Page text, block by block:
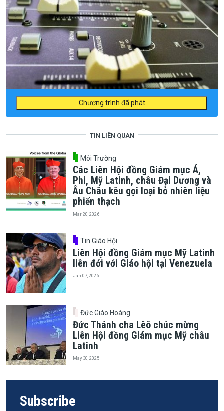
Chương trình đã phát
TIN LIÊN QUAN
Môi Trường
Các Liên Hội đồng Giám mục Á,
Phi, Mỹ Latinh, châu Đại Dương và
Âu Châu kêu gọi loại bỏ nhiên liệu
phiến thạch
Mar 20, 2026
Tin Giáo Hội
Liên Hội đồng Giám mục Mỹ Latinh
liên đới với Giáo hội tại Venezuela
Jan 07, 2026
Đức Giáo Hoàng
Đức Thánh cha Lêô chúc mừng
Liên Hội đồng Giám mục Mỹ châu
Latinh
May 30, 2025
Subscribe